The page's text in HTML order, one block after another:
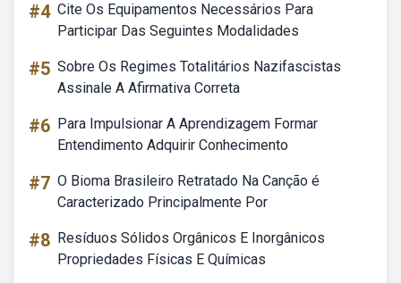
#4 Cite Os Equipamentos Necessários Para
Participar Das Seguintes Modalidades
#5 Sobre Os Regimes Totalitários Nazifascistas
Assinale A Afirmativa Correta
#6 Para Impulsionar A Aprendizagem Formar
Entendimento Adquirir Conhecimento
#7 O Bioma Brasileiro Retratado Na Canção é
Caracterizado Principalmente Por
#8 Resíduos Sólidos Orgânicos E Inorgânicos
Propriedades Físicas E Químicas